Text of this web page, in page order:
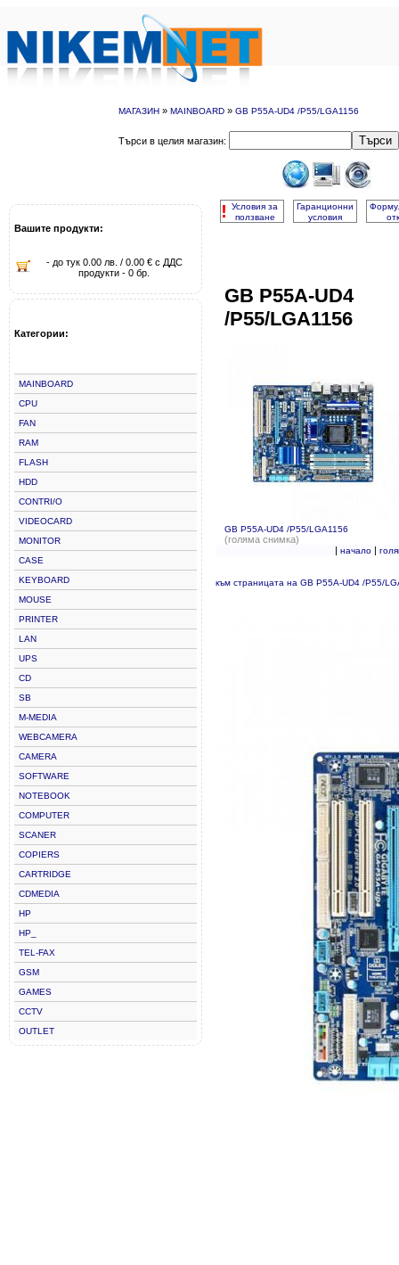
МАГАЗИН » MAINBOARD » GB P55A-UD4 /P55/LGA1156
Търси в целия магазин: Търси
Вашите продукти:
- до тук 0.00 лв. / 0.00 € с ДДС
продукти - 0 бр.
Категории:
MAINBOARD
CPU
FAN
RAM
FLASH
HDD
CONTRI/O
VIDEOCARD
MONITOR
CASE
KEYBOARD
MOUSE
PRINTER
LAN
UPS
CD
SB
M-MEDIA
WEBCAMERA
CAMERA
SOFTWARE
NOTEBOOK
COMPUTER
SCANER
COPIERS
CARTRIDGE
CDMEDIA
HP
HP_
TEL-FAX
GSM
GAMES
CCTV
OUTLET
!
Условия за
ползване
Гаранционни
условия
GB P55A-UD4
/P55/LGA1156
GB P55A-UD4 /P55/LGA1156
(голяма снимка)
|начало |
към страницата на GB P55A-UD4 /P55/